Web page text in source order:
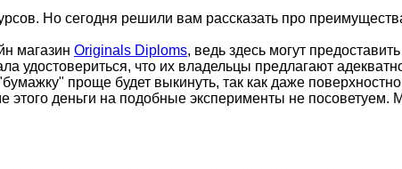
Но сегодня решили вам рассказать про
магазин Originals Diploms, ведь здесь могут
удостовериться, что их владельцы предлагают
проще будет выкинуть, так как даже
этого деньги на подобные эксперименты не